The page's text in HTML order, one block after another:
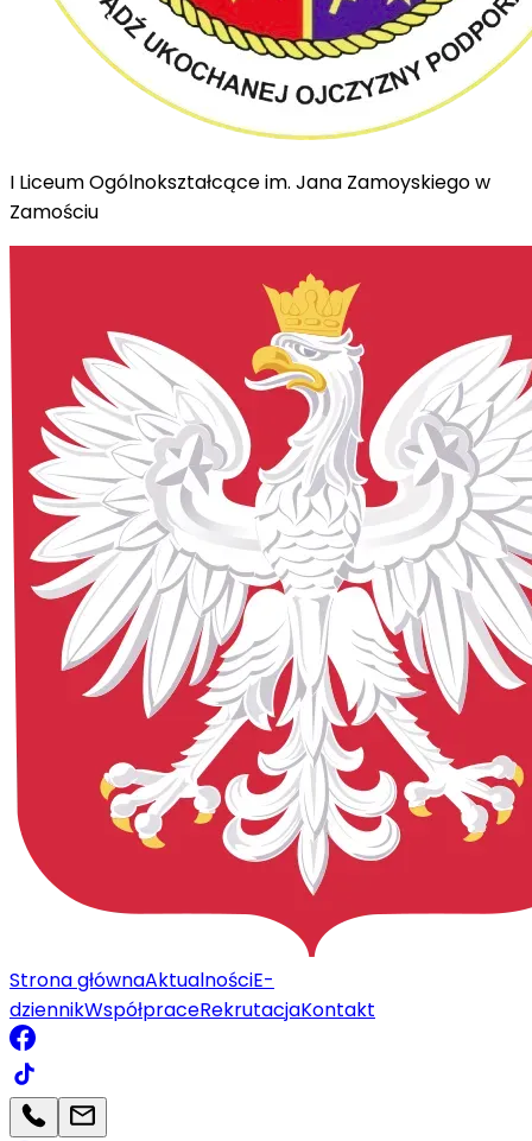
I Liceum Ogólnokształcące im. Jana Zamoyskiego w
Zamościu
Strona głównaAktualnościE-
dziennikWspółpraceRekrutacjaKontakt